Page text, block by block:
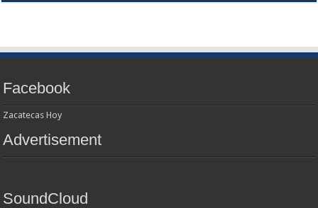
Facebook
Zacatecas Hoy
Advertisement
SoundCloud